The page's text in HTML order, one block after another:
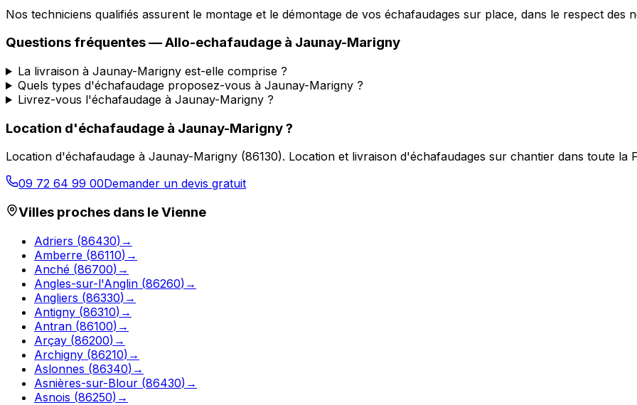
Nos techniciens qualifiés assurent le montage et le démontage de vos échafaudages sur place, dans le respect des
Questions fréquentes —Allo-echafaudage à Jaunay-Marigny
La livraison à Jaunay-Marigny est-elle comprise ?
Quels types d'échafaudage proposez-vous à Jaunay-Marigny ?
Livrez-vous l'échafaudage à Jaunay-Marigny ?
Location d'échafaudage à Jaunay-Marigny?
Location d'échafaudage à Jaunay-Marigny (86130). Location et livraison d'échafaudages sur chantier dans toute la
09 72 64 99 00Demander un devis gratuit
Villes proches dans leVienne
Adriers (86430) →
Amberre (86110) →
Anché (86700) →
Angles-sur-l'Anglin (86260) →
Angliers (86330) →
Antigny (86310) →
Antran (86100) →
Arçay (86200) →
Archigny (86210) →
Aslonnes (86340) →
Asnières-sur-Blour (86430) →
Asnois (86250) →